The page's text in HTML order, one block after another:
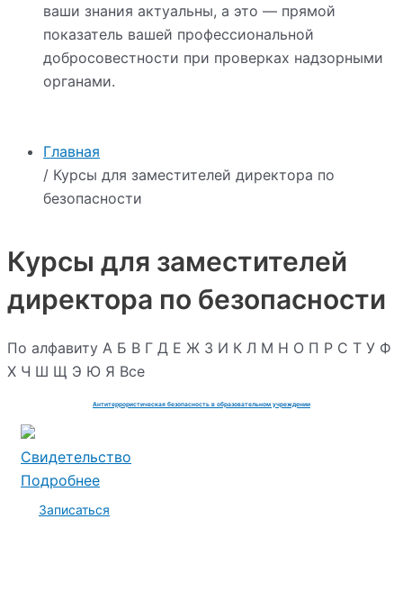
Главная
/ Курсы для заместителей директора по
безопасности
Курсы для заместителей
директора по безопасности
По алфавиту А Б В Г Д Е Ж З И К Л М Н О П Р С Т У Ф
Х Ч Ш Щ Э Ю Я Все
Антитеррористическая безопасность в образовательном учреждении
Свидетельство
Подробнее
Записаться
ваши знания актуальны, а это — прямой
показатель вашей профессиональной
добросовестности при проверках надзорными
органами.